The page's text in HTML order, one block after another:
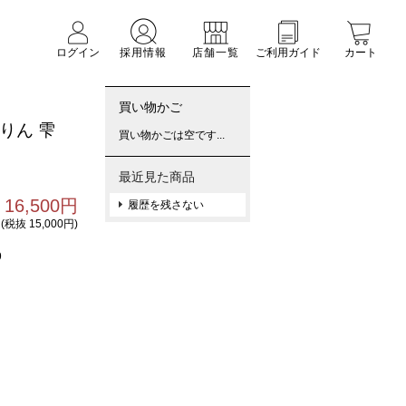
ログイン
採用情報 店舗一覧 ご利用ガイド カート
ん 雫
16,500円
(税抜 15,000円)
買い物かご
買い物かごは空です...
最近見た商品
履歴を残さない